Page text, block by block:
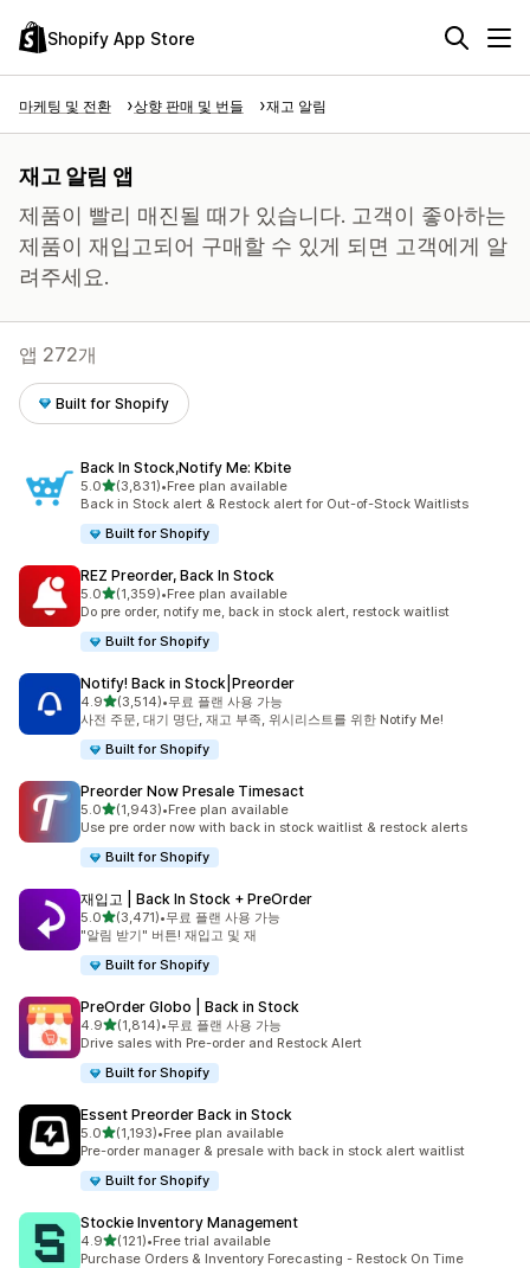
Shopify App Store
마케팅 및 전환 상향 판매 및 번들 재고 알림
재고 알림 앱
제품이 빨리 매진될 때가 있습니다. 고객이 좋아하는
제품이 재입고되어 구매할 수 있게 되면 고객에게 알
려주세요.
앱 272개
Built for Shopify
Back In Stock,Notify Me: Kbite
5.0별 5개 중
(3,831)
총 리뷰 3831개
•Free plan available
Back in Stock alert & Restock alert for Out-of-Stock Waitlists
Built for Shopify
REZ Preorder, Back In Stock
5.0별 5개 중
(1,359)
총 리뷰 1359개
•Free plan available
Do pre order, notify me, back in stock alert, restock waitlist
Built for Shopify
Notify! Back in Stock|Preorder
4.9별 5개 중
(3,514)
총 리뷰 3514개
•무료 플랜 사용 가능
사전 주문, 대기 명단, 재고 부족, 위시리스트를 위한 Notify Me!
Built for Shopify
Preorder Now Presale Timesact
5.0별 5개 중
(1,943)
총 리뷰 1943개
•Free plan available
Use pre order now with back in stock waitlist & restock alerts
Built for Shopify
재입고 | Back In Stock + PreOrder
5.0별 5개 중
(3,471)
총 리뷰 3471개
•무료 플랜 사용 가능
"알림 받기" 버튼! 재입고 및 재
Built for Shopify
PreOrder Globo | Back in Stock
4.9별 5개 중
(1,814)
총 리뷰 1814개
•무료 플랜 사용 가능
Drive sales with Pre-order and Restock Alert
Built for Shopify
Essent Preorder Back in Stock
5.0별 5개 중
(1,193)
총 리뷰 1193개
•Free plan available
Pre-order manager & presale with back in stock alert waitlist
Built for Shopify
Stockie Inventory Management
4.9별 5개 중
(121)
총 리뷰 121개
•Free trial available
Purchase Orders & Inventory Forecasting - Restock On Time